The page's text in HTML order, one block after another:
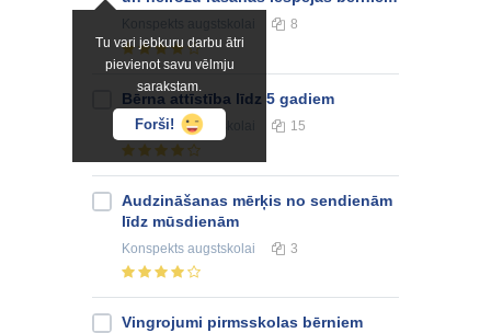
Tu vari jebkuru darbu ātri
pievienot savu vēlmju
sarakstam.
Forši!
8
Bērna attīstība līdz 5 gadiem
Konspektsaugstskolai 15
Audzināšanas mērķis no sendienām
līdz mūsdienām
Konspekts augstskolai 3
Vingrojumi pirmsskolas bērniem